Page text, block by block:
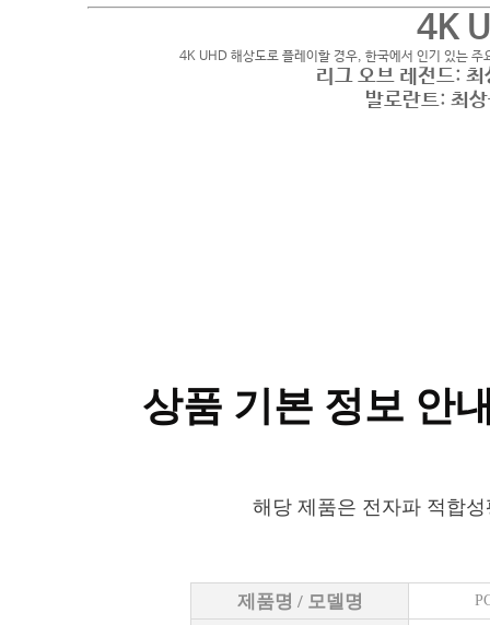
4K
4K UHD 해상도로 플레이할 경우, 한국에서 인기 있는
리그 오브 레전드: 최
발로란트: 최
상품 기본 정보 안
해당 제품은 전자파 적합
제품명 / 모델명